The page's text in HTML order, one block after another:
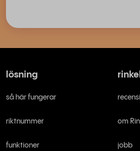
lösning
så här fungerar
riktnummer
funktioner
rinkel
om
jobb